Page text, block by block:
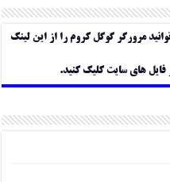
مرورگر گوگل کروم را از این لینک
فایل های سایت کلیک کنید.